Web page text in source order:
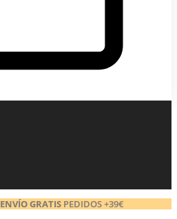
ENVÍO GRATISPEDIDOS +39€